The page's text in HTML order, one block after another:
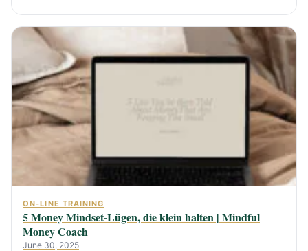
ON-LINE TRAINING
5 Money Mindset-Lügen, die klein halten | Mindful
Money Coach
June 30, 2025